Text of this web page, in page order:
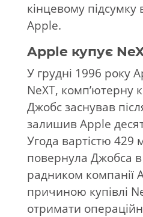
кінцевому підсумку
Apple.
Apple купує
У грудні 1996 року
NeXT, комп’ютерну
Джобс заснував
залишив Apple
Угода вартістю 429
повернула Джобса в
радником компанії
причиною купівлі
отримати